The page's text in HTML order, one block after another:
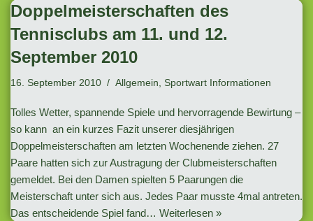
Doppelmeisterschaften des
Tennisclubs am 11. und 12.
September 2010
16. September 2010 Allgemein, Sportwart Informationen
Tolles Wetter, spannende Spiele und hervorragende Bewirtung –
so kann an ein kurzes Fazit unserer diesjährigen
Doppelmeisterschaften am letzten Wochenende ziehen. 27
Paare hatten sich zur Austragung der Clubmeisterschaften
gemeldet. Bei den Damen spielten 5 Paarungen die
Meisterschaft unter sich aus. Jedes Paar musste 4mal antreten.
Das entscheidende Spiel fand… Weiterlesen »